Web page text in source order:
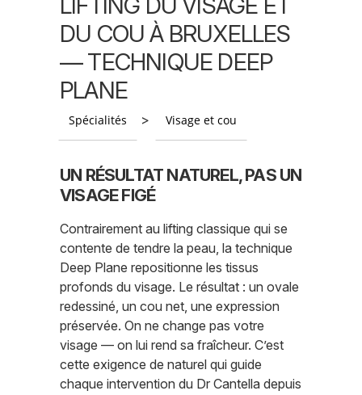
DU COU À BRUXELLES
— TECHNIQUE DEEP
PLANE
Spécialités > Visage et cou
UN RÉSULTAT NATUREL, PAS UN
VISAGE FIGÉ
Contrairement au lifting classique qui se
contente de tendre la peau, la technique
Deep Plane repositionne les tissus
profonds du visage. Le résultat : un ovale
redessiné, un cou net, une expression
préservée. On ne change pas votre
visage — on lui rend sa fraîcheur. C’est
cette exigence de naturel qui guide
chaque intervention du Dr Cantella depuis